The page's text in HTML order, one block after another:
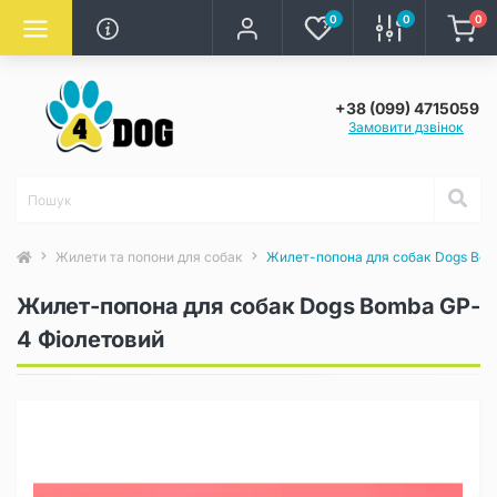
0 0 0
+38 (099) 4715059
Замовити дзвінок
Жилети та попони для собак Жилет-попона для собак Dogs
Жилет-попона для собак Dogs Bomba GP-
4 Фіолетовий